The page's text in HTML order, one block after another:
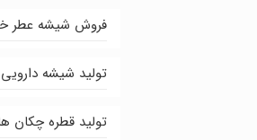
فروش شیشه عطر
تولید شیشه دارویی
تولید قطره